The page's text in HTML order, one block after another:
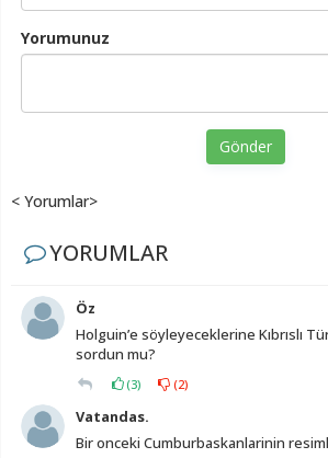
Yorumunuz
Gönder
< Yorumlar>
YORUMLAR
Öz
Holguin’e söyleyeceklerine Kıbrıslı
sordun mu?
(3) (2)
Vatandas.
Bir onceki Cumburbaskanlarinin